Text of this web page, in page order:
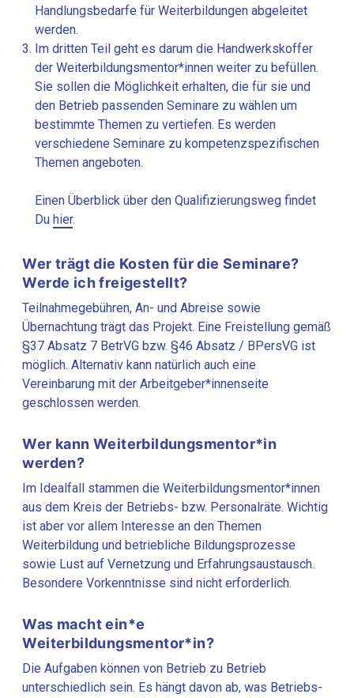
Handlungsbedarfe für Weiterbildungen abgeleitet
werden.
Im dritten Teil geht es darum die Handwerkskoffer
der Weiterbildungsmentor*innen weiter zu befüllen.
Sie sollen die Möglichkeit erhalten, die für sie und
den Betrieb passenden Seminare zu wählen um
bestimmte Themen zu vertiefen. Es werden
verschiedene Seminare zu kompetenzspezifischen
Themen angeboten.
Einen Überblick über den Qualifizierungsweg findet
Duhier.
Wer trägt die Kosten für die Seminare?
Werde ich freigestellt?
Teilnahmegebühren, An- und Abreise sowie
Übernachtung trägt das Projekt. Eine Freistellung gemäß
§37 Absatz 7 BetrVG bzw. §46 Absatz / BPersVG ist
möglich. Alternativ kann natürlich auch eine
Vereinbarung mit der Arbeitgeber*innenseite
geschlossen werden.
Wer kann Weiterbildungsmentor*in
werden?
Im Idealfall stammen die Weiterbildungsmentor*innen
aus dem Kreis der Betriebs- bzw. Personalräte. Wichtig
ist aber vor allem Interesse an den Themen
Weiterbildung und betriebliche Bildungsprozesse
sowie Lust auf Vernetzung und Erfahrungsaustausch.
Besondere Vorkenntnisse sind nicht erforderlich.
Was macht ein*e
Weiterbildungsmentor*in?
Die Aufgaben können von Betrieb zu Betrieb
unterschiedlich sein. Es hängt davon ab, was Betriebs-